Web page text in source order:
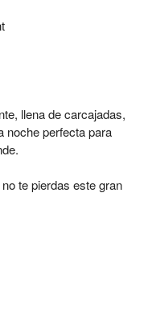
llena de carcajadas,
noche perfecta para
te pierdas este gran